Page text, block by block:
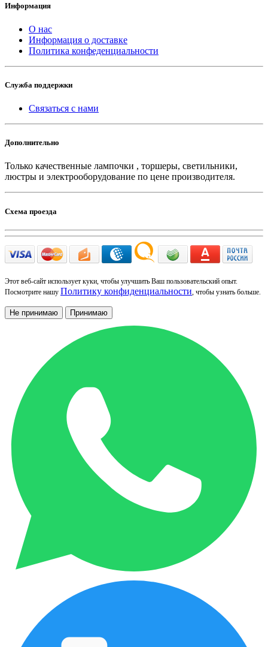
Информация
О нас
Информация о доставке
Политика конфеденциальности
Служба поддержки
Связаться с нами
Дополнительно
Только качественные лампочки , торшеры, светильники,
люстры и электрооборудование по цене производителя.
Схема проезда
Этот веб-сайт использует куки, чтобы улучшить Ваш пользовательский опыт.
Посмотрите нашу Политику конфиденциальности, чтобы узнать больше.
Не принимаю Принимаю